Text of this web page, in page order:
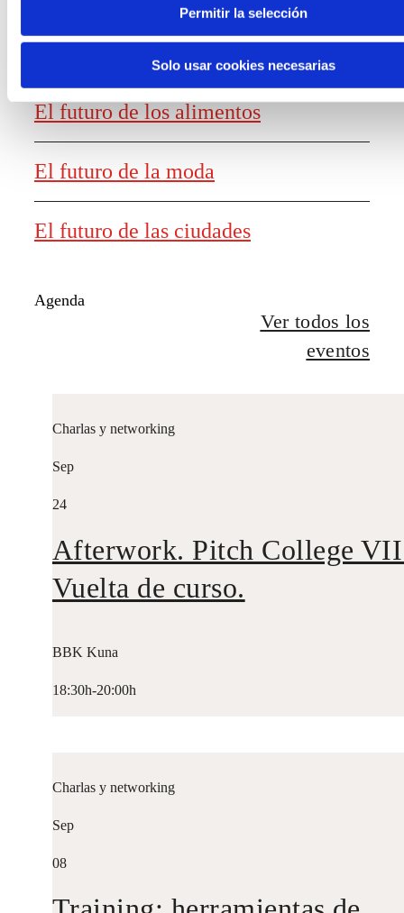
Permitir la selección
Solo usar cookies necesarias
El futuro de los alimentos
El futuro de la moda
El futuro de las ciudades
Agenda
Ver todos los
eventos
Charlas y networking
Sep
24
Afterwork. Pitch College
Vuelta de curso.
BBK Kuna
18:30h-20:00h
Charlas y networking
Sep
08